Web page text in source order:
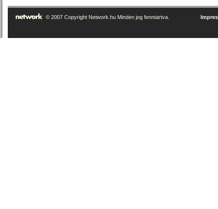
© 2007 Copyright Network.hu Minden jog fenntartva.